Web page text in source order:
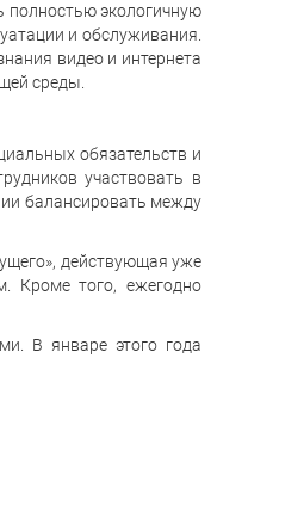
полностью экологичную
и обслуживания.
видео и интернета
среды.
обязательств и
участвовать в
балансировать между
действующая уже
Кроме того, ежегодно
В январе этого года